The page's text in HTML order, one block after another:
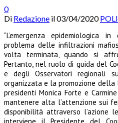
0
Di Redazione il03/04/2020
“L’emergenza epidemiologica
problema delle infiltrazioni
volta terminata, quando si
Pertanto, nel ruolo di guida del
e degli Osservatori regionali
organizzata e la promozione
presidenti Monica Forte e
mantenere alta l’attenzione sui
disponibilità attraverso l’azione